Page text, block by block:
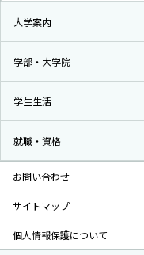
大学案内
学部・大学院
学生生活
就職・資格
お問い合わせ
サイトマップ
個人情報保護について